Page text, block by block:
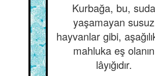
Kurbağa, bu, suda
yaşamayan susuz
hayvanlar gibi,
mahluka eş olanın
lâyığıdır.